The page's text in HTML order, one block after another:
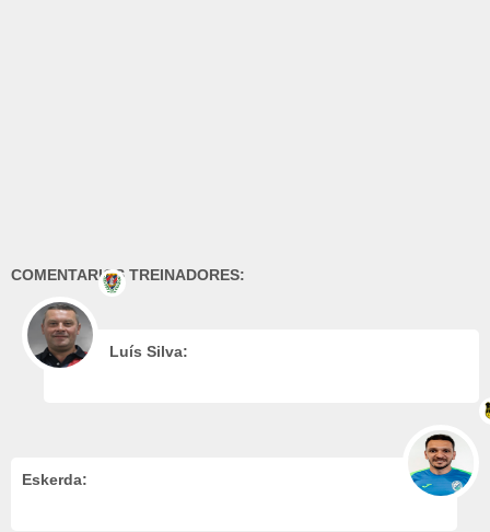
COMENTARIOS TREINADORES:
Luís Silva:
Eskerda: